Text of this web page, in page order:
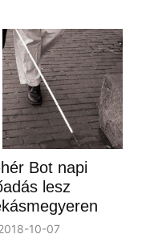
Bot napi
lesz
10-07